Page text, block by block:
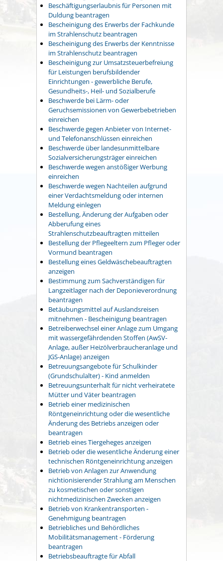
Beschäftigungserlaubnis für Personen mit
Duldung beantragen
Bescheinigung des Erwerbs der Fachkunde
im Strahlenschutz beantragen
Bescheinigung des Erwerbs der Kenntnisse
im Strahlenschutz beantragen
Bescheinigung zur Umsatzsteuerbefreiung
für Leistungen berufsbildender
Einrichtungen - gewerbliche Berufe,
Gesundheits-, Heil- und Sozialberufe
Beschwerde bei Lärm- oder
Geruchsemissionen von Gewerbebetrieben
einreichen
Beschwerde gegen Anbieter von Internet-
und Telefonanschlüssen einreichen
Beschwerde über landesunmittelbare
Sozialversicherungsträger einreichen
Beschwerde wegen anstößiger Werbung
einreichen
Beschwerde wegen Nachteilen aufgrund
einer Verdachtsmeldung oder internen
Meldung einlegen
Bestellung, Änderung der Aufgaben oder
Abberufung eines
Strahlenschutzbeauftragten mitteilen
Bestellung der Pflegeeltern zum Pfleger oder
Vormund beantragen
Bestellung eines Geldwäschebeauftragten
anzeigen
Bestimmung zum Sachverständigen für
Langzeitlager nach der Deponieverordnung
beantragen
Betäubungsmittel auf Auslandsreisen
mitnehmen - Bescheinigung beantragen
Betreiberwechsel einer Anlage zum Umgang
mit wassergefährdenden Stoffen (AwSV-
Anlage, außer Heizölverbraucheranlage und
JGS-Anlage) anzeigen
Betreuungsangebote für Schulkinder
(Grundschulalter) - Kind anmelden
Betreuungsunterhalt für nicht verheiratete
Mütter und Väter beantragen
Betrieb einer medizinischen
Röntgeneinrichtung oder die wesentliche
Änderung des Betriebs anzeigen oder
beantragen
Betrieb eines Tiergeheges anzeigen
Betrieb oder die wesentliche Änderung einer
technischen Röntgeneinrichtung anzeigen
Betrieb von Anlagen zur Anwendung
nichtionisierender Strahlung am Menschen
zu kosmetischen oder sonstigen
nichtmedizinischen Zwecken anzeigen
Betrieb von Krankentransporten -
Genehmigung beantragen
Betriebliches und Behördliches
Mobilitätsmanagement - Förderung
beantragen
Betriebsbeauftragte für Abfall